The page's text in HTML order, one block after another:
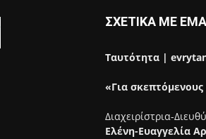
ΣΧΕΤΙΚΑ ΜΕ
Ταυτότητα |
«Για
Διαχειρίστρια-
Ελένη-Ευαγγελία